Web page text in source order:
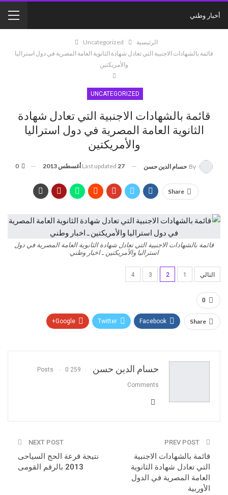
أخبار وطني
الرئيسية
Uncategorized
قائمة بالشهادات الاجنبية التي تعادل شهادة الثانوية العامة المصرية في دول استراليا
والأمريكتين
UNCATEGORIZED
قائمة بالشهادات الاجنبية التي تعادل شهادة
الثانوية العامة المصرية في دول استراليا
والأمريكتين
By حسام الدين حسن Last updated 27 أغسطس 2013
Share
قائمة بالشهادات الاجنبية التي تعادل شهادة الثانوية العامة المصرية في دول
استراليا والأمريكتين ـ اخبار وطني
التالي 1
2
3
4
0
Share
Facebook
Twitter
Google+
حسام الدين حسن 259 Posts
0
Comments
قائمة بالشهادات الاجنبية
التي تعادل شهادة الثانوية
العامة المصرية في الدول
الأوربية
NEXT POST
نتيجة قرعة الحج السياحى
2013 بالرقم القومى